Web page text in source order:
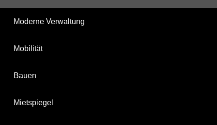
Moderne Verwaltung
Mobilität
Bauen
Mietspiegel